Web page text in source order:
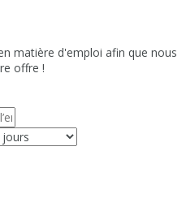
matière d'emploi afin que nous
offre !